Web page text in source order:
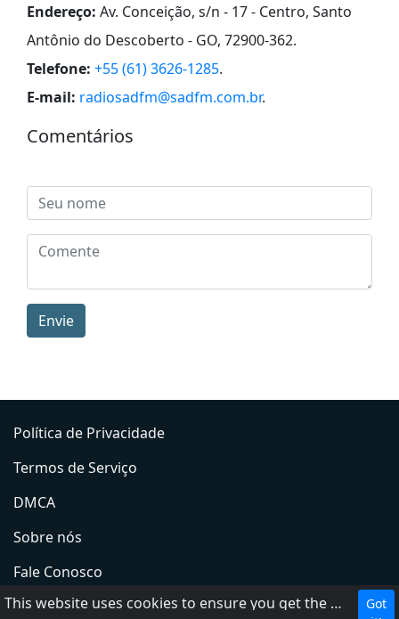
Endereço: Av. Conceição, s/n - 17 - Centro, Santo
Antônio do Descoberto - GO, 72900-362.
Telefone: +55 (61) 3626-1285.
E-mail: radiosadfm@sadfm.com.br.
Comentários
Envie
Política de Privacidade
Termos de Serviço
DMCA
Sobre nós
Fale Conosco
Adicionar rádio
This website uses cookies to ensure you get the best experience on our website.
Got